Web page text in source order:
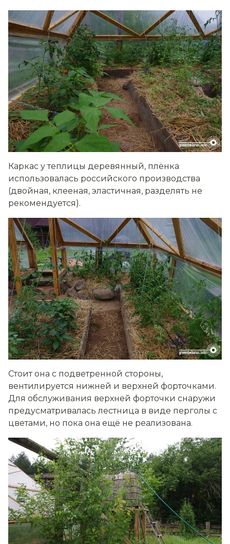
Каркас у теплицы деревянный, плёнка
использовалась российского производства
(двойная, клееная, эластичная, разделять не
рекомендуется).
Стоит она с подветренной стороны,
вентилируется нижней и верхней форточками.
Для обслуживания верхней форточки снаружи
предусматривалась лестница в виде перголы с
цветами, но пока она ещё не реализована.